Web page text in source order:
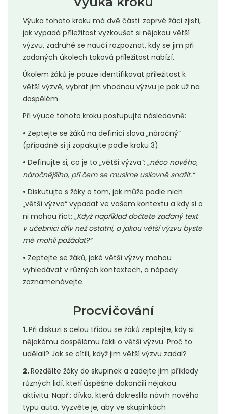
Výuka tohoto kroku má dvě části: zaprvé žáci zjistí,
jak vypadá příležitost vyzkoušet si nějakou větší
výzvu, zadruhé se naučí rozpoznat, kdy se jim při
zadaných úkolech taková příležitost nabízí.
Úkolem žáků je pouze identifikovat příležitost k
větší výzvě, vybrat jim vhodnou výzvu je pak už na
dospělém.
Při výuce tohoto kroku postupujte následovně:
• Zeptejte se žáků na definici slova „náročný“
(případně si ji zopakujte podle kroku 3).
• Definujte si, co je to „větší výzva“: „něco nového,
náročnějšího, při čem se musíme usilovně snažit.“
• Diskutujte s žáky o tom, jak může podle nich
„větší výzva“ vypadat ve vašem kontextu a kdy si o
ni mohou říct: „Když například dočtete zadaný text
v učebnici dřív než ostatní, o jakou větší výzvu byste
mě mohli požádat?“
• Zeptejte se žáků, jaké větší výzvy mohou
vyhledávat v různých kontextech, a nápady
zaznamenávejte.
Procvičování
1.Při diskuzi s celou třídou se žáků zeptejte, kdy si
nějakému dospělému řekli o větší výzvu. Proč to
udělali? Jak se cítili, když jim větší výzvu zadal?
2.Rozdělte žáky do skupinek a zadejte jim příklady
různých lidí, kteří úspěšně dokončili nějakou
aktivitu. Např.: dívka, která dokreslila návrh nového
typu auta. Vyzvěte je, aby ve skupinkách